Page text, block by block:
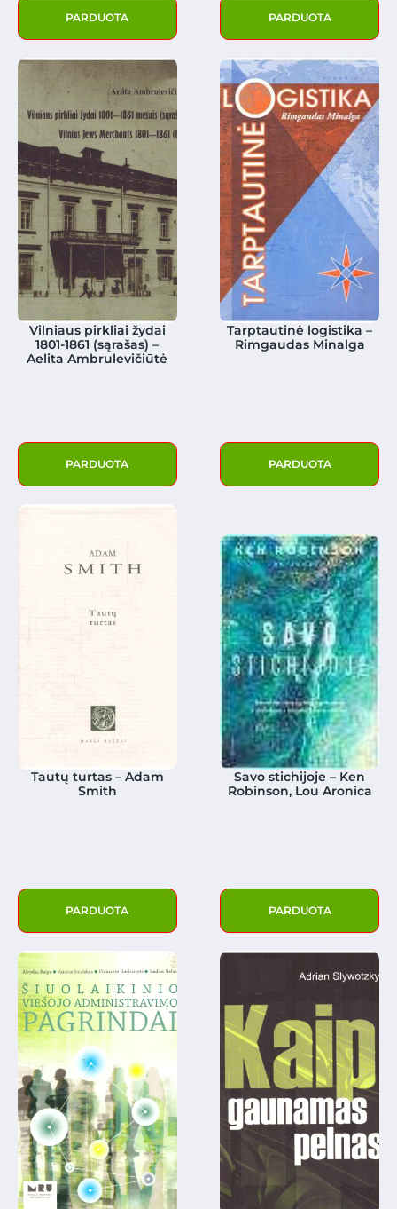
PARDUOTA PARDUOTA
Vilniaus pirkliai žydai
1801-1861 (sąrašas) –
Aelita Ambrulevičiūtė
PARDUOTA
Tarptautinė logistika –
Rimgaudas Minalga
PARDUOTA
Tautų turtas – Adam
Smith
PARDUOTA
Savo stichijoje – Ken
Robinson, Lou Aronica
PARDUOTA